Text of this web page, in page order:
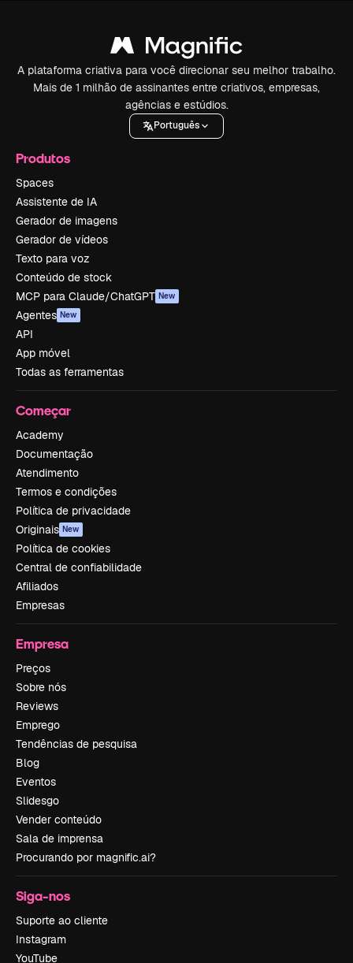
A plataforma criativa para você direcionar seu melhor trabalho.
Mais de 1 milhão de assinantes entre criativos, empresas,
agências e estúdios.
Português
Produtos
Spaces
Assistente de IA
Gerador de imagens
Gerador de vídeos
Texto para voz
Conteúdo de stock
MCP para Claude/ChatGPT New
Agentes New
API
App móvel
Todas as ferramentas
Começar
Academy
Documentação
Atendimento
Termos e condições
Política de privacidade
Originais New
Política de cookies
Central de confiabilidade
Afiliados
Empresas
Empresa
Preços
Sobre nós
Reviews
Emprego
Tendências de pesquisa
Blog
Eventos
Slidesgo
Vender conteúdo
Sala de imprensa
Procurando por magnific.ai?
Siga-nos
Suporte ao cliente
Instagram
YouTube